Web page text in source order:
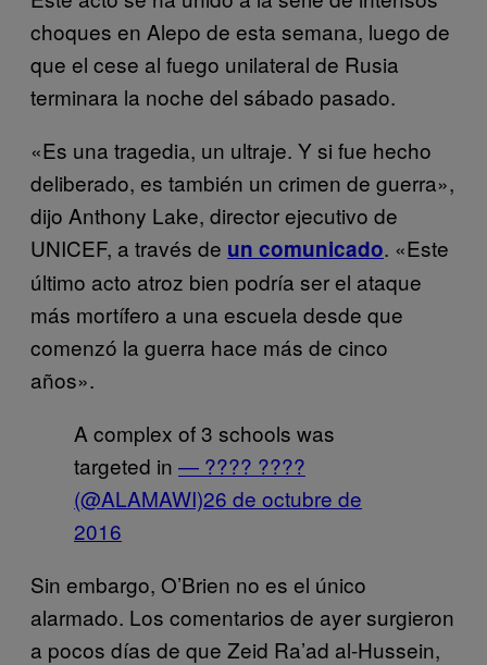
choques en Alepo de esta semana, luego de
que el cese al fuego unilateral de Rusia
terminara la noche del sábado pasado.
«Es una tragedia, un ultraje. Y si fue hecho
deliberado, es también un crimen de guerra»,
dijo Anthony Lake, director ejecutivo de
UNICEF, a través de un comunicado. «Este
último acto atroz bien podría ser el ataque
más mortífero a una escuela desde que
comenzó la guerra hace más de cinco
años».
A complex of 3 schools was
targeted in — ???? ????
(@ALAMAWI)26 de octubre de
2016
Sin embargo, O’Brien no es el único
alarmado. Los comentarios de ayer surgieron
a pocos días de que Zeid Ra’ad al-Hussein,